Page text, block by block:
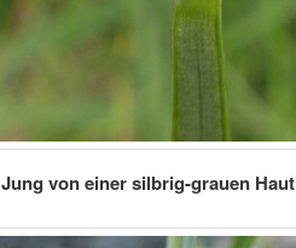
Jung von einer silbrig-grauen